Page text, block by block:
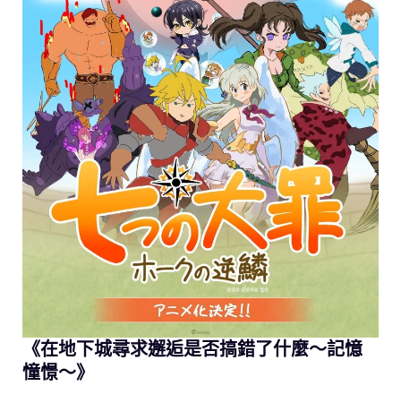
《在地下城尋求邂逅是否搞錯了什麼～記憶
憧憬～》